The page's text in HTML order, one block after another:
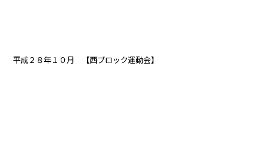
平成２８年１０月 【西ブロック運動会】